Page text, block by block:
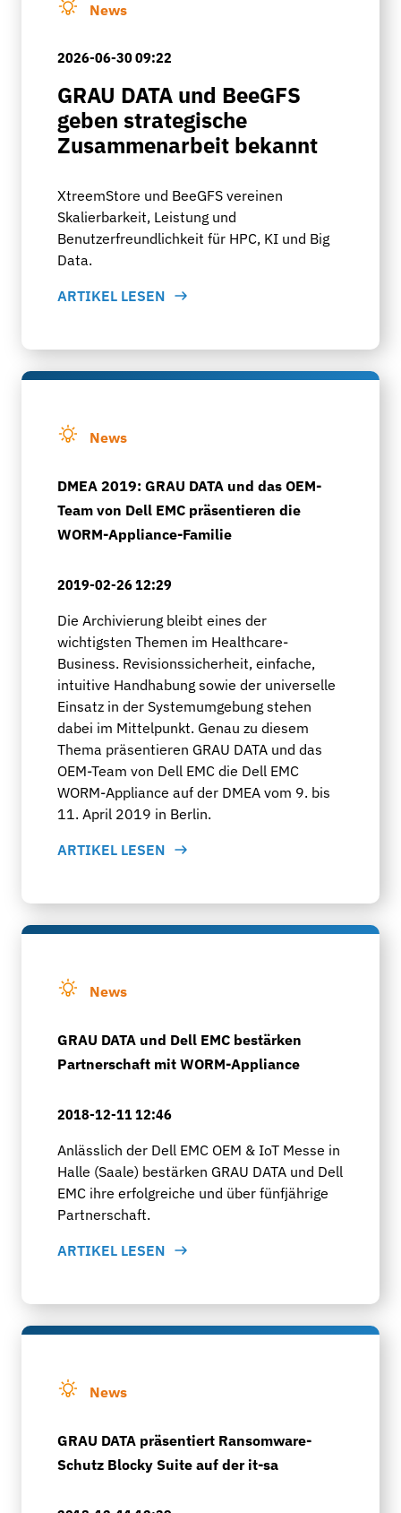
News
2026-06-30 09:22
GRAU DATA und BeeGFS
geben strategische
Zusammenarbeit bekannt
XtreemStore und BeeGFS vereinen
Skalierbarkeit, Leistung und
Benutzerfreundlichkeit für HPC, KI und Big
Data.
ARTIKEL LESEN
News
DMEA 2019: GRAU DATA und das OEM-
Team von Dell EMC präsentieren die
WORM-Appliance-Familie
2019-02-26 12:29
Die Archivierung bleibt eines der
wichtigsten Themen im Healthcare-
Business. Revisionssicherheit, einfache,
intuitive Handhabung sowie der universelle
Einsatz in der Systemumgebung stehen
dabei im Mittelpunkt. Genau zu diesem
Thema präsentieren GRAU DATA und das
OEM-Team von Dell EMC die Dell EMC
WORM-Appliance auf der DMEA vom 9. bis
11. April 2019 in Berlin.
ARTIKEL LESEN
News
GRAU DATA und Dell EMC bestärken
Partnerschaft mit WORM-Appliance
2018-12-11 12:46
Anlässlich der Dell EMC OEM & IoT Messe in
Halle (Saale) bestärken GRAU DATA und Dell
EMC ihre erfolgreiche und über fünfjährige
Partnerschaft.
ARTIKEL LESEN
News
GRAU DATA präsentiert Ransomware-
Schutz Blocky Suite auf der it-sa